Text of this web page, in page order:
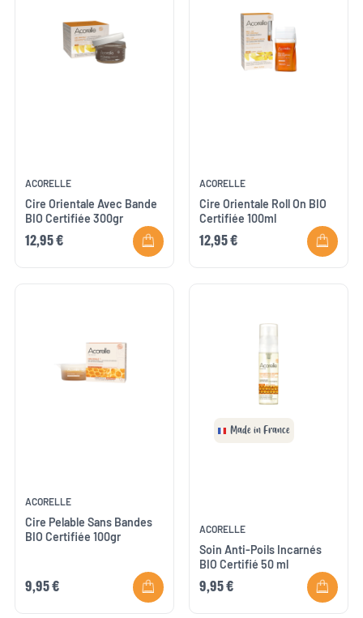
ACORELLE
Cire Orientale Avec Bande
BIO Certifiée 300gr
12,95 €
ACORELLE
Cire Orientale Roll On BIO
Certifiée 100ml
12,95 €
ACORELLE
Cire Pelable Sans Bandes
BIO Certifiée 100gr
9,95 €
Made in France
ACORELLE
Soin Anti-Poils Incarnés
BIO Certifié 50 ml
9,95 €